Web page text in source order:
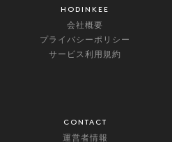
HODINKEE
会社概要
プライバシーポリシー
サービス利用規約
CONTACT
運営者情報